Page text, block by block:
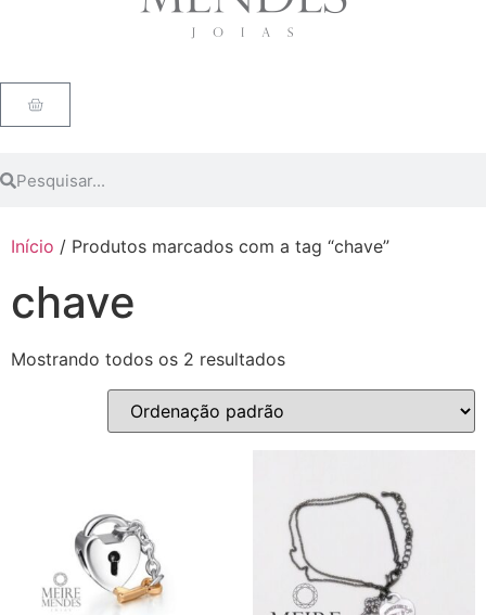
Início / Produtos marcados com a tag “chave”
chave
Mostrando todos os 2 resultados